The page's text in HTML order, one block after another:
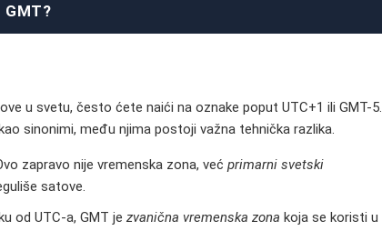
GMT?
u svetu, često ćete naići na oznake poput UTC+1 ili GMT-5.
sinonimi, među njima postoji važna tehnička razlika.
zapravo nije vremenska zona, već primarni svetski
satove.
od UTC-a, GMT je zvanična vremenska zona koja se koristi u